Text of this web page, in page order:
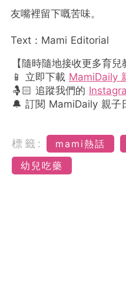
友嘴裡留下嘅苦味。
Text：Mami Editorial
【隨時隨地接收更多育兒
📱 立即下載 MamiDaily
🤱🏻 追蹤我們的
🔔 訂閱 MamiDaily 親子
標籤: mami熱話
幼兒吃藥